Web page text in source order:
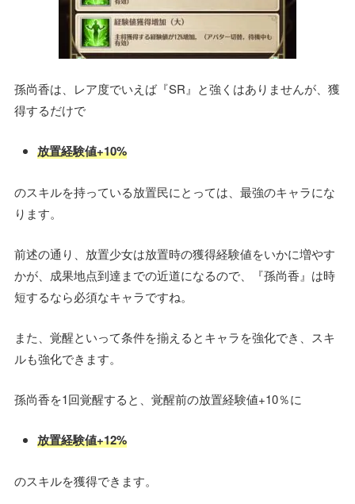
孫尚香は、レア度でいえば『SR』と強くはありませんが、獲
得するだけで
放置経験値+10%
のスキルを持っている放置民にとっては、最強のキャラにな
ります。
前述の通り、放置少女は放置時の獲得経験値をいかに増やす
かが、成果地点到達までの近道になるので、『孫尚香』は時
短するなら必須なキャラですね。
また、覚醒といって条件を揃えるとキャラを強化でき、スキ
ルも強化できます。
孫尚香を1回覚醒すると、覚醒前の放置経験値+10％に
放置経験値+12%
のスキルを獲得できます。